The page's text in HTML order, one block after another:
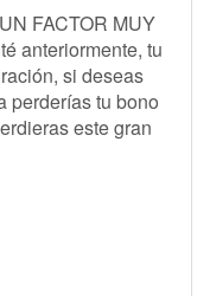
FACTOR MUY
anteriormente, tu
si deseas
perderías tu bono
este gran